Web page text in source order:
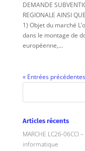
DEMANDE
REGIONALE AINSI
1) Objet du marché
dans le montage de
européenne,...
« Entrées précédentes
Articles récents
MARCHE LC26-
informatique